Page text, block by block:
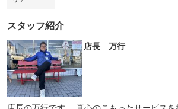
スタッフ紹介
店長 万行